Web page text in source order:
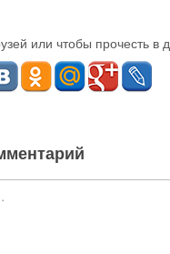
или чтобы прочесть в